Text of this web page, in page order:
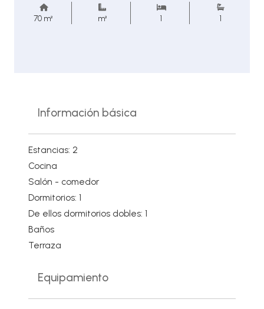
70 m² m² 1 1
Información básica
Estancias: 2
Cocina
Salón - comedor
Dormitorios: 1
De ellos dormitorios dobles: 1
Baños
Terraza
Equipamiento